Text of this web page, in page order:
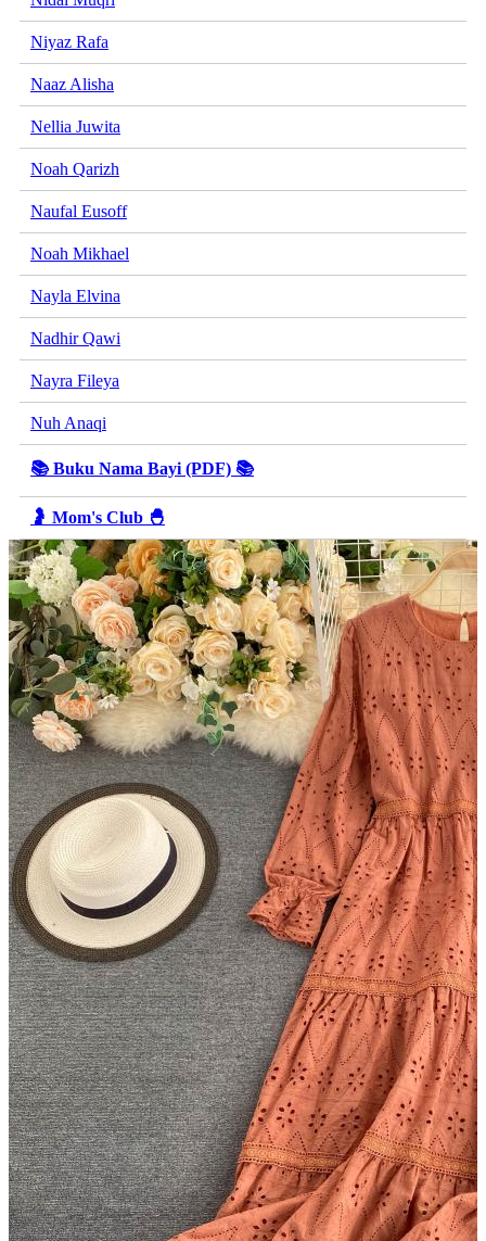
Niyaz Rafa
Naaz Alisha
Nellia Juwita
Noah Qarizh
Naufal Eusoff
Noah Mikhael
Nayla Elvina
Nadhir Qawi
Nayra Fileya
Nuh Anaqi
📚 Buku Nama Bayi (PDF) 📚
🤰 Mom's Club 🐣